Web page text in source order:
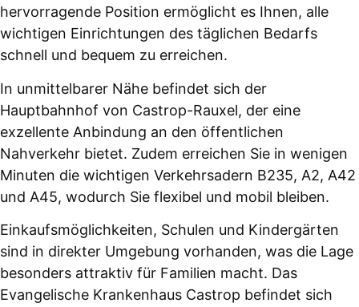
hervorragende Position ermöglicht es Ihnen, alle
wichtigen Einrichtungen des täglichen Bedarfs
schnell und bequem zu erreichen.
In unmittelbarer Nähe befindet sich der
Hauptbahnhof von Castrop-Rauxel, der eine
exzellente Anbindung an den öffentlichen
Nahverkehr bietet. Zudem erreichen Sie in wenigen
Minuten die wichtigen Verkehrsadern B235, A2, A42
und A45, wodurch Sie flexibel und mobil bleiben.
Einkaufsmöglichkeiten, Schulen und Kindergärten
sind in direkter Umgebung vorhanden, was die Lage
besonders attraktiv für Familien macht. Das
Evangelische Krankenhaus Castrop befindet sich